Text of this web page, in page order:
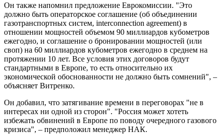
Он также напомнил предложение Еврокомиссии. "Это
должно быть операторское соглашение (об объединении
газотранспортных систем, interconnection agreement) в
отношении мощностей объемом 90 миллиардов кубометров
ежегодно, и соглашение о бронировании мощностей (или
своп) на 60 миллиардов кубометров ежегодно в среднем на
протяжении 10 лет. Все условия этих договоров будут
стандартными в Европе, то есть относительно их
экономической обоснованности не должно быть сомнений", –
объясняет Витренко.
Он добавил, что затягивание времени в переговорах "не в
интересах ни одной из сторон". "Россия может хотеть
избежать обвинений в Европе по поводу очередного газового
кризиса", – предположил менеджер НАК.